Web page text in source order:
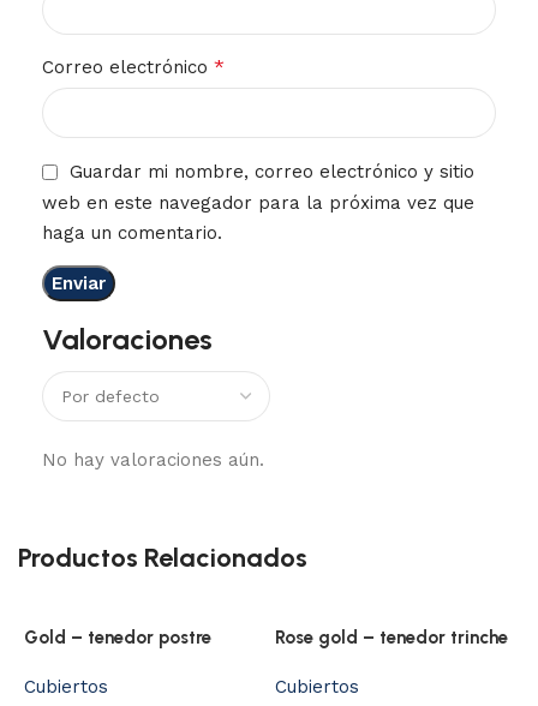
Valoraciones
No hay valoraciones aún.
Correo electrónico *
Guardar mi nombre, correo electrónico y sitio
web en este navegador para la próxima vez que
haga un comentario.
Productos Relacionados
Gold – tenedor postre
Cubiertos
Rose gold – tenedor trinche
Cubiertos